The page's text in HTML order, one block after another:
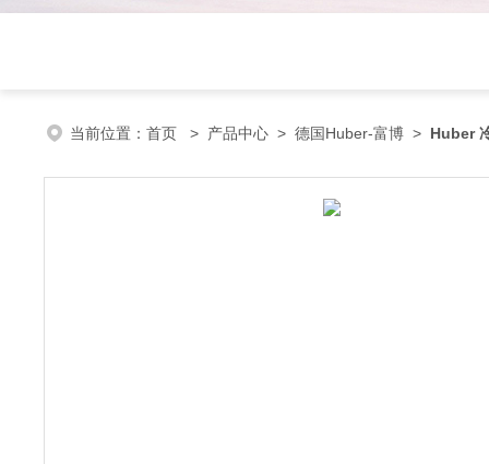
当前位置： 首页 > 产品中心 > 德国Huber-富博 > Huber